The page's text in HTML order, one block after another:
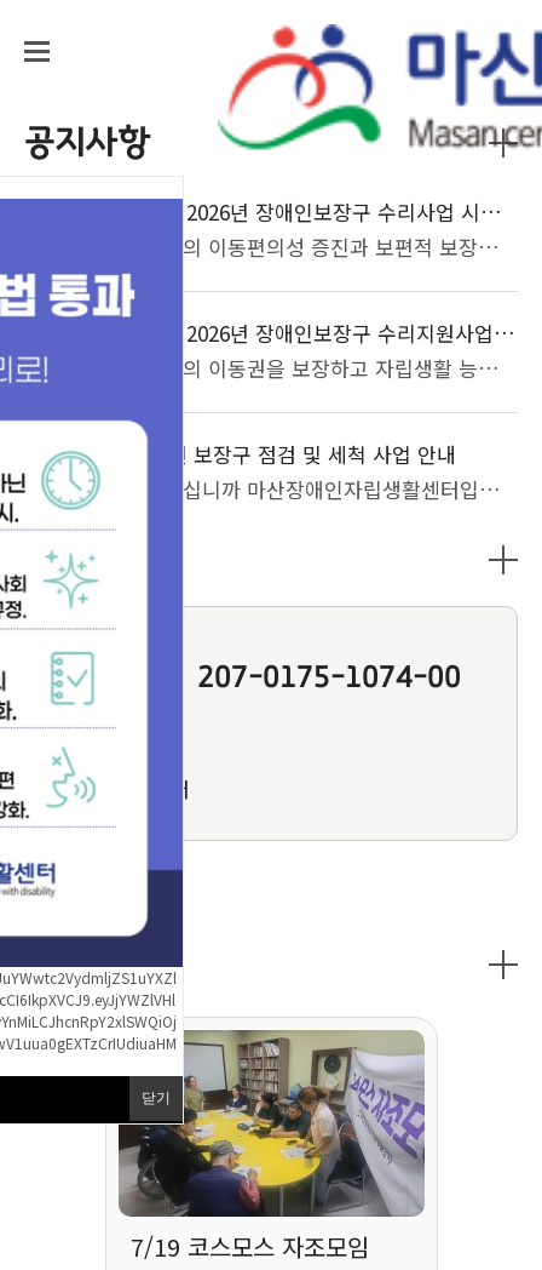
홈으로 사이트맵
닫기
공지사항
2026년 장애인보장구 수리사업 시행업체 선정 결과
장애인의 이동편의성 증진과 보편적 보장구 사용환경 조성을 위한'2026년 장애인보장구 수리사업' 시행업체 선정 결과를 아래와 같이 알려드립니다. 2026. 5. 20. ○ 시행업체 선정 결과 (3개소 선정) 업체명대표자주소지 우신 메디아이함 0 주창원시 의창구 예손의료기김 0 숙창원시 마산합포구 한신의료보조기박 0 식창원시 마산합포구 ○ 사전설명회: 개별공지○ 문의: 자립지원팀 055-232-2999
12
2026.05
2026년 장애인보장구 수리지원사업 시행업체 모집 공고
장애인의 이동권을 보장하고 자립생활 능력을 향상시키며 지역사회 참여를 확대하기 위한 '2026년 장애인보장구 수리지원사업'에 함께 할 시행업체를 모집합니다.첨부파일 '2026년 장애인보장구수리 지원사업 시행업체 모집 공고문' 참조바랍니다. ■ 시행업체 접수방법□ 모집업체: 2~3곳 업체□ 접수기간: 5월 12일 ~ 5월 15일□ 자격기준: 사업자 등록이 되어있으며 동시에 의료기기 수리업 신고증이 있는 업체□ 신청방법: 방문접수 또는 우편접수 (평일 09:30-18:30, 점심시간 12:00-13:00 제외)※주 소: 창원시 마산회원구 내서읍 광려로 41, 306호※신청서류1. 신청서 1부.2. 서약서 1부.3. 통장사본 1부.4. 보장구 업체 사업자 등록증 1부.5. 의료기기 수리업 신고증 1부.6. 단가표 및 수리목록표 1부.- 부품단가표: 한글기재 제출(영문기재 부품단가표 제한)- 최신년도 기준 수동휠체어/전동휠체어/전동스쿠터 부품단가표 제출- 타이어, 튜브, 충전기 부품단가표 제출- 단, 수동휠체어의 경우 일반형/활동형/수입형이 반영된 부품단가표 제출- 전동휠체어/전동스쿠터의 경우 2개 이상 단가표 제출※ 제출서류 미첨부 시 심사에서 제외될 수 있음.※ 영문기재는 반드시 한글로 변경하여 제출 요망.※ 제출된 서류는 반환되지 않음
16
2026.04
2026년 보장구 점검 및 세척 사업 안내
안녕하십니까 마산장애인자립생활센터입니다.보장구 점검 및 세척 사업 관련하여 안내드립니다.▶일시 : 2026년 05월 06일 (수) 10:00 ~ 16:00▶장소 : 내서 삼계근린공원 1층 광장 (창원시 마산회원구 광려로 8)▶접수기간 : 2026년 04월 16일 ~ 2026년 04월 30일 오후 3시까지입니다.★20명 이내 선착순으로 접수됩니다.★문의사항 마산장애인자립생활센터 자립지원팀 ☎055-232-2999
후원신청
경남은행
207-0175-1074-00
[예금주]
자립생활센터
포토갤러리
7/19 코스모스 자조모임